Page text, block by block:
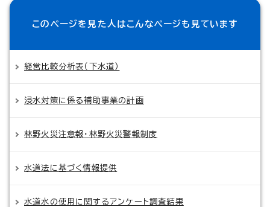
このページを見た人はこんなページも見ています
経営比較分析表（下水道）
浸水対策に係る補助事業の計画
林野火災注意報・林野火災警報制度
水道法に基づく情報提供
水道水の使用に関するアンケート調査結果